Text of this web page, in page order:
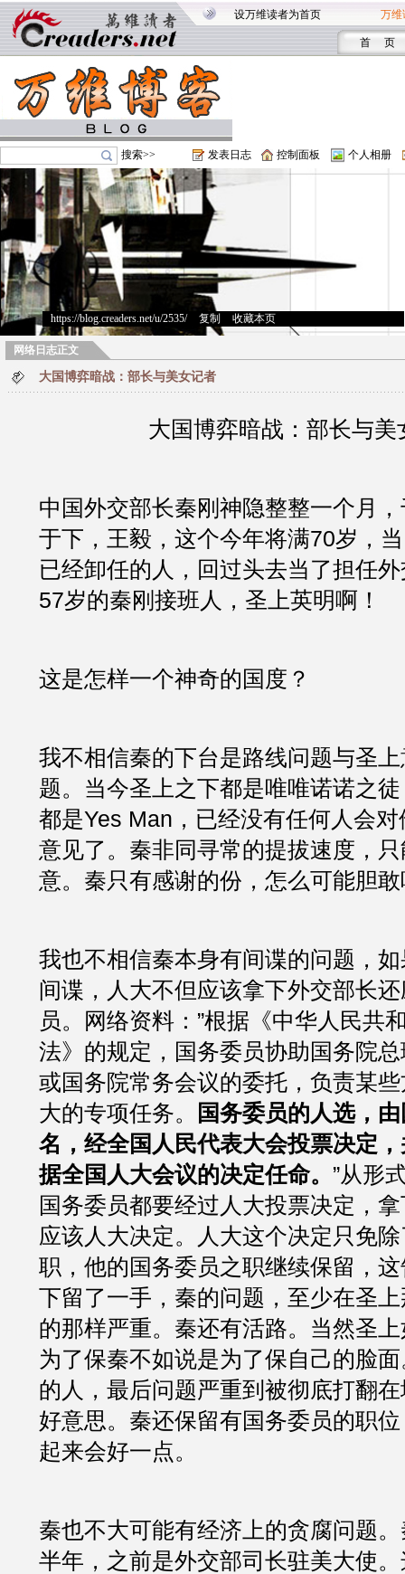
设万维读者为首页 万维
首 页
搜索>> 发表日志 控制面板 个人相册
https://blog.creaders.net/u/2535/> 复制 收藏本页
网络日志正文
大国博弈暗战：部长与美女记者
大国博弈暗战：部长与美
中国外交部长秦刚神隐整整一个月
于下，王毅，这个今年将满70岁，
已经卸任的人，回过头去当了担任
57岁的秦刚接班人，圣上英明啊！
这是怎样一个神奇的国度？
我不相信秦的下台是路线问题与圣
题。当今圣上之下都是唯唯诺诺之
都是Yes Man，已经没有任何人会
意见了。秦非同寻常的提拔速度，
意。秦只有感谢的份，怎么可能胆
我也不相信秦本身有间谍的问题，
间谍，人大不但应该拿下外交部长
员。网络资料：”根据《中华人民共
法》的规定，国务委员协助国务院
或国务院常务会议的委托，负责某
大的专项任务。
国务委员的人选，
名，经全国人民代表大会投票决定
据全国人大会议的决定任命。 ”从形
国务委员都要经过人大投票决定，
应该人大决定。人大这个决定只免
职，他的国务委员之职继续保留，
下留了一手，秦的问题，至少在圣
的那样严重。秦还有活路。当然圣
为了保秦不如说是为了保自己的脸
的人，最后问题严重到被彻底打翻
好意思。秦还保留有国务委员的职
起来会好一点。
秦也不大可能有经济上的贪腐问题
半年，之前是外交部司长驻美大使